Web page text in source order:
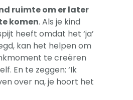
ruimte om er later
komen. Als je kind
heeft omdat het ‘ja’
kan het helpen om
te creëren
En te zeggen: ‘Ik
over na, je hoort het